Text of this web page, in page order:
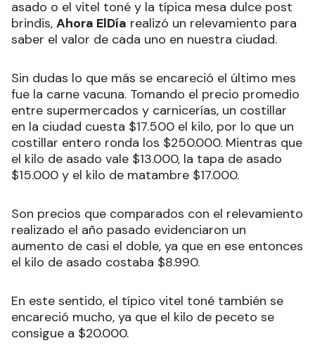
asado o el vitel toné y la típica mesa dulce post
brindis, Ahora ElDía realizó un relevamiento para
saber el valor de cada uno en nuestra ciudad.
Sin dudas lo que más se encareció el último mes
fue la carne vacuna. Tomando el precio promedio
entre supermercados y carnicerías, un costillar
en la ciudad cuesta $17.500 el kilo, por lo que un
costillar entero ronda los $250.000. Mientras que
el kilo de asado vale $13.000, la tapa de asado
$15.000 y el kilo de matambre $17.000.
Son precios que comparados con el relevamiento
realizado el año pasado evidenciaron un
aumento de casi el doble, ya que en ese entonces
el kilo de asado costaba $8.990.
En este sentido, el típico vitel toné también se
encareció mucho, ya que el kilo de peceto se
consigue a $20.000.